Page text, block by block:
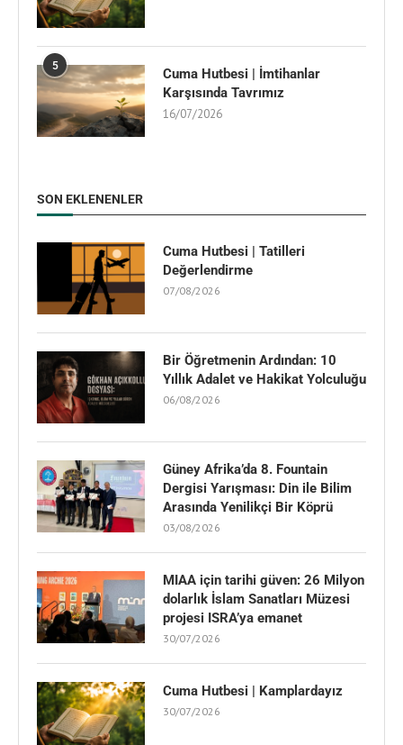
5
Cuma Hutbesi | İmtihanlar
Karşısında Tavrımız
16/07/2026
SON EKLENENLER
Cuma Hutbesi | Tatilleri
Değerlendirme
07/08/2026
Bir Öğretmenin Ardından: 10
Yıllık Adalet ve Hakikat Yolculuğu
06/08/2026
Güney Afrika’da 8. Fountain
Dergisi Yarışması: Din ile Bilim
Arasında Yenilikçi Bir Köprü
03/08/2026
MIAA için tarihi güven: 26 Milyon
dolarlık İslam Sanatları Müzesi
projesi ISRA’ya emanet
30/07/2026
Cuma Hutbesi | Kamplardayız
30/07/2026